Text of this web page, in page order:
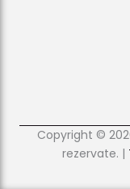
Copyright ©
rezervate. |